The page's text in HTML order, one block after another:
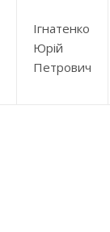
Ігнатенко
Юрій
Петрович